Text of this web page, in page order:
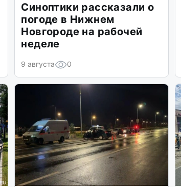
Синоптики рассказали о
погоде в Нижнем
Новгороде на рабочей
неделе
9 августа 0